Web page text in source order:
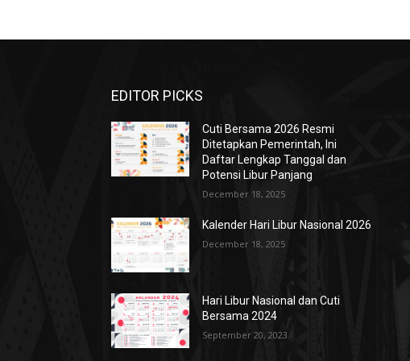
EDITOR PICKS
Cuti Bersama 2026 Resmi
Ditetapkan Pemerintah, Ini
Daftar Lengkap Tanggal dan
Potensi Libur Panjang
December 18, 2025
Kalender Hari Libur Nasional 2026
December 18, 2025
Hari Libur Nasional dan Cuti
Bersama 2024
September 20, 2023